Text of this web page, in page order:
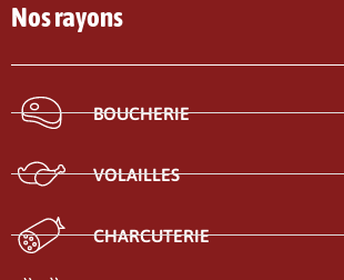
Nos rayons
BOUCHERIE
VOLAILLES
CHARCUTERIE